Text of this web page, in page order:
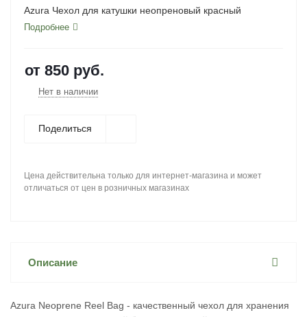
Azura Чехол для катушки неопреновый красный
Подробнее
от 850 руб.
Нет в наличии
Поделиться
Цена действительна только для интернет-магазина и может
отличаться от цен в розничных магазинах
Описание
Azura Neoprene Reel Bag - качественный чехол для хранения